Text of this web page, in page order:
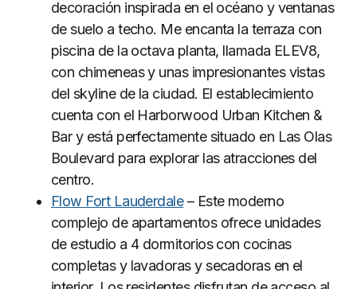
decoración inspirada en el océano y ventanas
de suelo a techo. Me encanta la terraza con
piscina de la octava planta, llamada ELEV8,
con chimeneas y unas impresionantes vistas
del skyline de la ciudad. El establecimiento
cuenta con el Harborwood Urban Kitchen &
Bar y está perfectamente situado en Las Olas
Boulevard para explorar las atracciones del
centro.
Flow Fort Lauderdale– Este moderno
complejo de apartamentos ofrece unidades
de estudio a 4 dormitorios con cocinas
completas y lavadoras y secadoras en el